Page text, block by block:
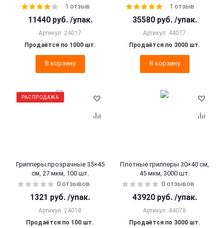
1 отзыв
11440 руб. /упак.
Артикул: 24017
Продаётся по 1000 шт.
В корзину
1 отзыв
35580 руб. /упак.
Артикул: 44077
Продаётся по 3000 шт.
В корзину
РАСПРОДАЖА
Грипперы прозрачные 35×45
см, 27 мкм, 100 шт.
0 отзывов
1321 руб. /упак.
Артикул: 24018
Продаётся по 100 шт.
Плотные грипперы 30×40 см,
45 мкм, 3000 шт.
0 отзывов
43920 руб. /упак.
Артикул: 44078
Продаётся по 3000 шт.